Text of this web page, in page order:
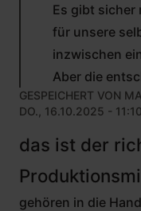
(NICHT
ÜBERPRÜFT)
Es gibt sicher
für unsere
inzwischen
Aber die
GESPEICHERT VON
DO., 16.10.2025 - 11:10
das ist der
gehören in die